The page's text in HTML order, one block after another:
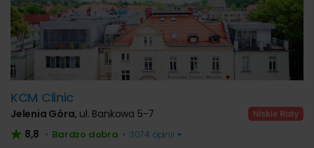
KCM Clinic
Jelenia Góra, ul. Bankowa 5-7
8,8 • Bardzo dobra • 3074 opinii